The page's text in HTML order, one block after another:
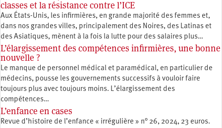
classes et la résistance contre l’ICE
Aux États-Unis, les infirmières, en grande majorité des femmes et,
dans nos grandes villes, principalement des Noires, des Latinas et
des Asiatiques, mènent à la fois la lutte pour des salaires plus…
L’élargissement des compétences infirmières, une bonne
nouvelle ?
Le manque de personnel médical et paramédical, en particulier de
médecins, pousse les gouvernements successifs à vouloir faire
toujours plus avec toujours moins. L’élargissement des
compétences…
L’enfance en cases
Revue d’histoire de l’enfance « irrégulière » n° 26, 2024, 23 euros.